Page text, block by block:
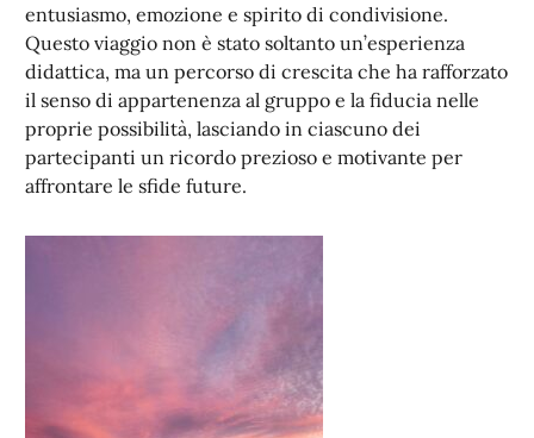
entusiasmo, emozione e spirito di condivisione.
Questo viaggio non è stato soltanto un’esperienza
didattica, ma un percorso di crescita che ha rafforzato
il senso di appartenenza al gruppo e la fiducia nelle
proprie possibilità, lasciando in ciascuno dei
partecipanti un ricordo prezioso e motivante per
affrontare le sfide future.